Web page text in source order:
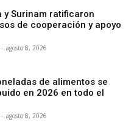
y Surinam ratificaron
de cooperación y apoyo
- agosto 8, 2026
de alimentos se
en 2026 en todo el
- agosto 8, 2026